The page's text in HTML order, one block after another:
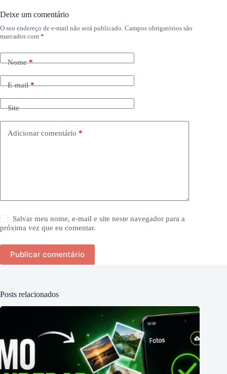
Deixe um comentário
O seu endereço de e-mail não será publicado. Campos obrigatórios são
marcados com *
Nome*
E-mail*
Site
Adicionar comentário *
Salvar meu nome, e-mail e site neste navegador para a
próxima vez que eu comentar.
Publicar comentário
Posts relacionados